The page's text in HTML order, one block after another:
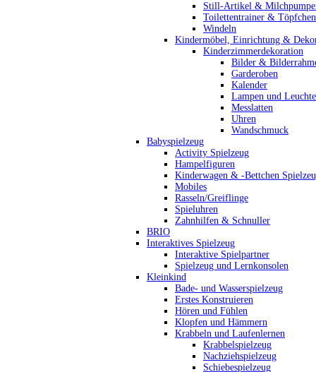
Still-Artikel &
Toilettentrainer & Töpfchen
Windeln
Kindermöbel, Einrichtung &
Kinderzimmerdekoration
Bilder &
Garderoben
Kalender
Lampen und
Messlatten
Uhren
Wandschmuck
Babyspielzeug
Activity Spielzeug
Hampelfiguren
Kinderwagen & -Bettchen
Mobiles
Rasseln/Greiflinge
Spieluhren
Zahnhilfen & Schnuller
BRIO
Interaktives Spielzeug
Interaktive Spielpartner
Spielzeug und Lernkonsolen
Kleinkind
Bade- und Wasserspielzeug
Erstes Konstruieren
Hören und Fühlen
Klopfen und Hämmern
Krabbeln und Laufenlernen
Krabbelspielzeug
Nachziehspielzeug
Schiebespielzeug